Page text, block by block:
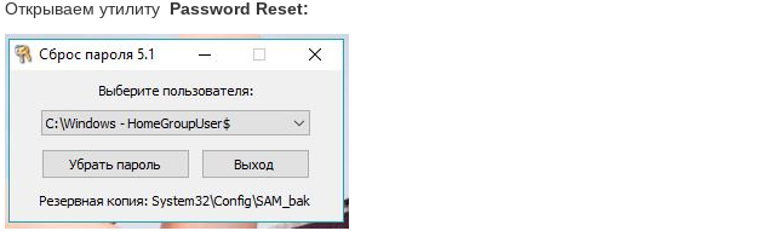
Открываем утилиту Password Reset: